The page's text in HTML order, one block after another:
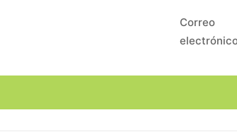
Correo